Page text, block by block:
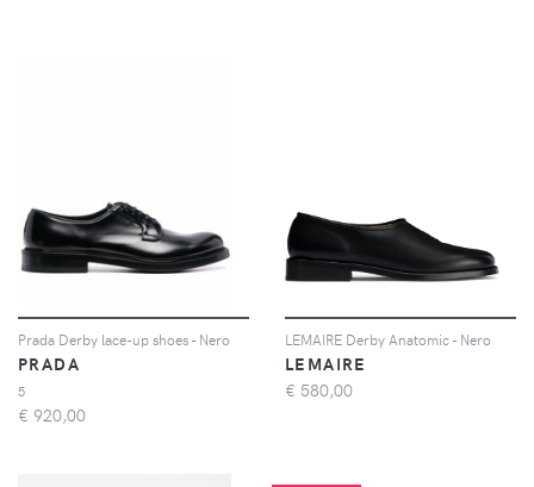
Prada Derby lace-up shoes - Nero
PRADA
5
€ 920,00
LEMAIRE Derby Anatomic - Nero
LEMAIRE
€ 580,00